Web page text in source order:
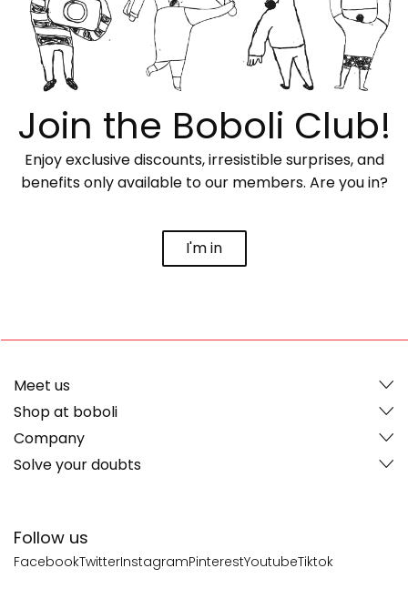
Join the Boboli Club!
Enjoy exclusive discounts, irresistible surprises, and
benefits only available to our members. Are you in?
I'm in
Follow us
FacebookTwitterInstagramPinterestYoutubeTiktok
Meet us
Shop at boboli
Company
Solve your doubts